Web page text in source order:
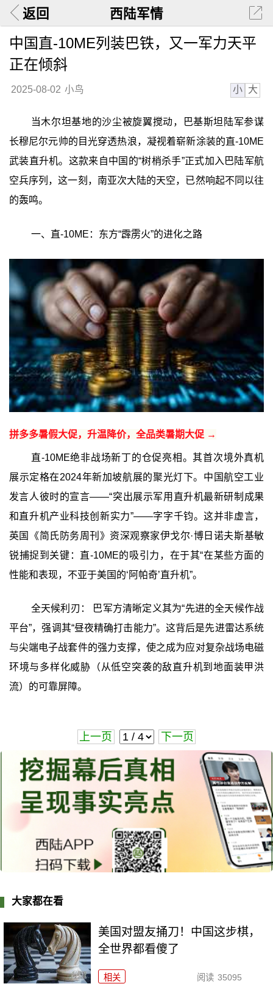
返回 西陆军情
中国直-10ME列装巴铁，又一军力天平
正在倾斜
2025-08-02 小鸟 小 大
当木尔坦基地的沙尘被旋翼搅动，巴基斯坦陆军参谋
长穆尼尔元帅的目光穿透热浪，凝视着崭新涂装的直-10ME
武装直升机。这款来自中国的“树梢杀手”正式加入巴陆军航
空兵序列，这一刻，南亚次大陆的天空，已然响起不同以往
的轰鸣。
一、直-10ME：东方“霹雳火”的进化之路
拼多多暑假大促，升温降价，全品类暑期大促 →
直-10ME绝非战场新丁的仓促亮相。其首次境外真机
展示定格在2024年新加坡航展的聚光灯下。中国航空工业
发言人彼时的宣言——“突出展示军用直升机最新研制成果
和直升机产业科技创新实力”——字字千钧。这并非虚言，
英国《简氏防务周刊》资深观察家伊戈尔·博日诺夫斯基敏
锐捕捉到关键：直-10ME的吸引力，在于其“在某些方面的
性能和表现，不亚于美国的‘阿帕奇’直升机”。
全天候利刃： 巴军方清晰定义其为“先进的全天候作战
平台”，强调其“昼夜精确打击能力”。这背后是先进雷达系统
与尖端电子战套件的强力支撑，使之成为应对复杂战场电磁
环境与多样化威胁（从低空突袭的敌直升机到地面装甲洪
流）的可靠屏障。
上一页 下一页
大家都在看
美国对盟友捅刀！中国这步棋，
全世界都看傻了
相关 阅读 35095